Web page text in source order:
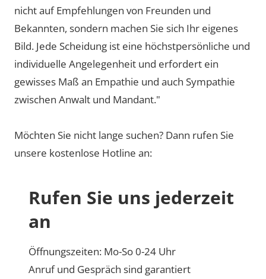
nicht auf Empfehlungen von Freunden und
Bekannten, sondern machen Sie sich Ihr eigenes
Bild. Jede Scheidung ist eine höchstpersönliche und
individuelle Angelegenheit und erfordert ein
gewisses Maß an Empathie und auch Sympathie
zwischen Anwalt und Mandant."
Möchten Sie nicht lange suchen? Dann rufen Sie
unsere kostenlose Hotline an:
Rufen Sie uns jederzeit
an
Öffnungszeiten: Mo-So 0-24 Uhr
Anruf und Gespräch sind garantiert